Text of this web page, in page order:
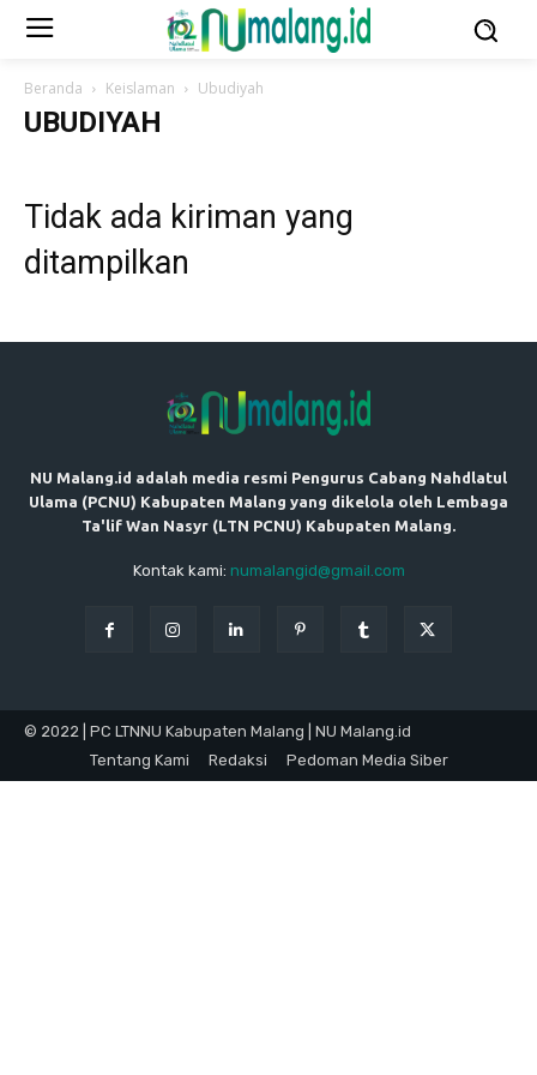
Beranda Keislaman Ubudiyah
UBUDIYAH
Tidak ada kiriman yang
ditampilkan
NU Malang.id adalah media resmi Pengurus Cabang Nahdlatul
Ulama (PCNU) Kabupaten Malang yang dikelola oleh Lembaga
Ta'lif Wan Nasyr (LTN PCNU) Kabupaten Malang.
Kontak kami: numalangid@gmail.com
© 2022 | PC LTNNU Kabupaten Malang | NU Malang.id
Tentang Kami
Redaksi Pedoman Media Siber